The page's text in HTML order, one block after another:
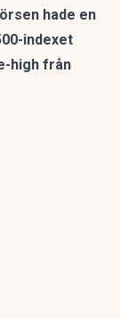
hade en
indexet
high från